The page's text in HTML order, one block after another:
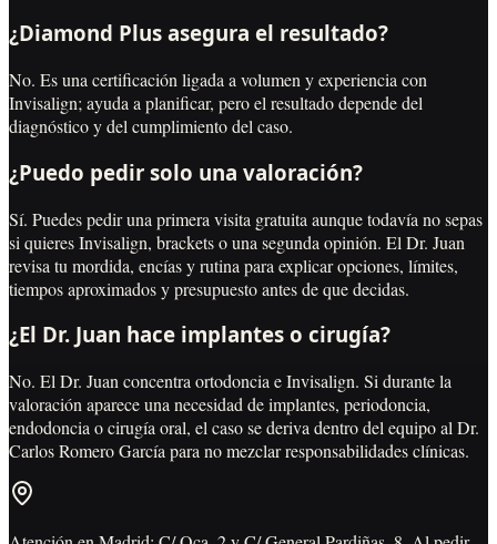
¿Diamond Plus asegura el resultado?
No. Es una certificación ligada a volumen y experiencia con
Invisalign; ayuda a planificar, pero el resultado depende del
diagnóstico y del cumplimiento del caso.
¿Puedo pedir solo una valoración?
Sí. Puedes pedir una primera visita gratuita aunque todavía no sepas
si quieres Invisalign, brackets o una segunda opinión. El Dr. Juan
revisa tu mordida, encías y rutina para explicar opciones, límites,
tiempos aproximados y presupuesto antes de que decidas.
¿El Dr. Juan hace implantes o cirugía?
No. El Dr. Juan concentra ortodoncia e Invisalign. Si durante la
valoración aparece una necesidad de implantes, periodoncia,
endodoncia o cirugía oral, el caso se deriva dentro del equipo al Dr.
Carlos Romero García para no mezclar responsabilidades clínicas.